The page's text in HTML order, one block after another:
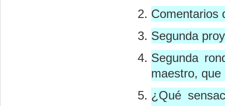
Comentarios
Segunda
Segunda
maestro,
¿Qué